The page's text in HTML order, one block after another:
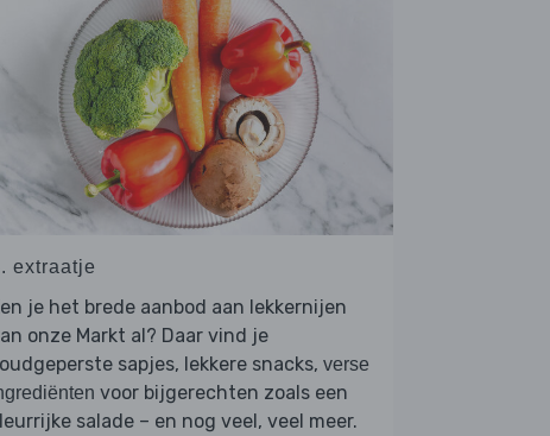
extraatje
je het brede aanbod aan lekkernijen
onze Markt al? Daar vind je
sapjes, lekkere snacks, verse
voor bijgerechten zoals een
salade – en nog veel, veel meer.